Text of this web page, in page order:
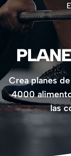
Crea planes
4000
las